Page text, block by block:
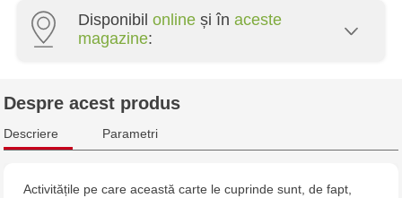
Disponibil online și în aceste
magazine:
Multistore Centru - bd. Cantemir, 6
Despre acest produs
Descriere Parametri
Activitățile pe care această carte le cuprinde sunt, de fapt,